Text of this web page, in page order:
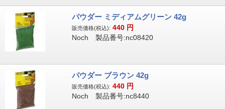
パウダー ミディアムグリーン 42g
販売価格(税込): 440 円
Noch 製品番号:nc08420
パウダー ブラウン 42g
販売価格(税込): 440 円
Noch 製品番号:nc8440